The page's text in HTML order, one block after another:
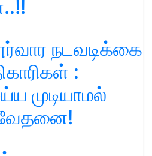
நடவடிக்கை
:
முடியாமல்
வேதனை!